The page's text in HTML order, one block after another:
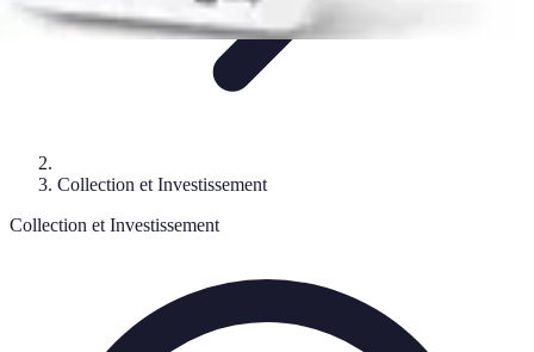
Collection et Investissement
Collection et Investissement